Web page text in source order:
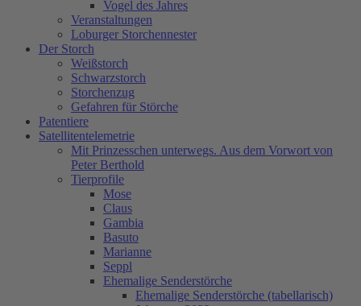
Vogel des Jahres
Veranstaltungen
Loburger Storchennester
Der Storch
Weißstorch
Schwarzstorch
Storchenzug
Gefahren für Störche
Patentiere
Satellitentelemetrie
Mit Prinzesschen unterwegs. Aus dem Vorwort von
Peter Berthold
Tierprofile
Mose
Claus
Gambia
Basuto
Marianne
Seppl
Ehemalige Senderstörche
Ehemalige Senderstörche (tabellarisch)